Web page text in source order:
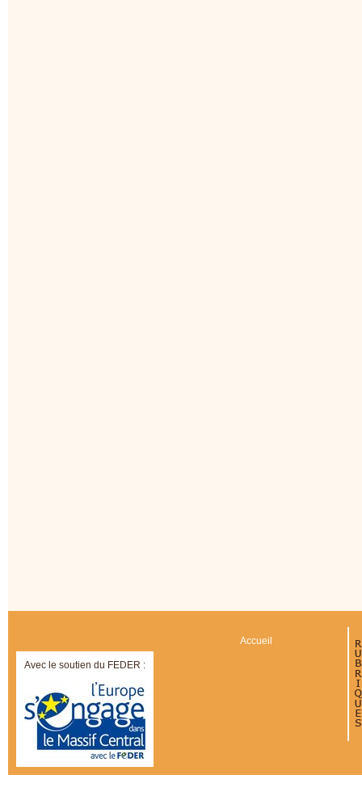
Avec le soutien du FEDER :
Accueil